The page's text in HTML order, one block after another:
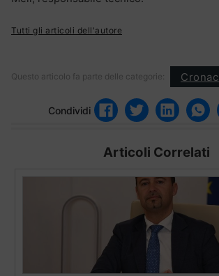
Tutti gli articoli dell'autore
Questo articolo fa parte delle categorie:
Condividi
Articoli Correlati